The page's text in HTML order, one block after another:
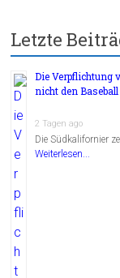
Letzte
Die Verpflichtung
nicht den Baseball
2 Tagen ago
Die Südkalifornier
Weiterlesen...